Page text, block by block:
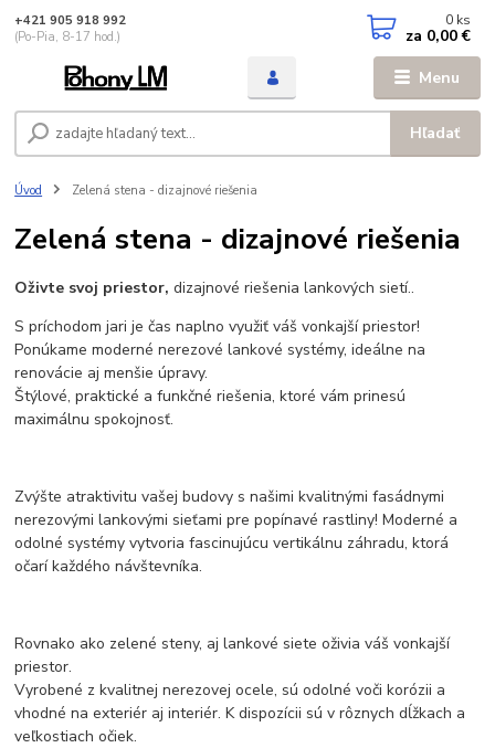
Menu
Hľadať
+421 905 918 992
(Po-Pia, 8-17 hod.)
0 ks
za 0,00 €
Úvod Zelená stena - dizajnové riešenia
Zelená stena - dizajnové riešenia
Oživte svoj priestor,dizajnové riešenia lankových sietí..
S príchodom jari je čas naplno využiť váš vonkajší priestor!
Ponúkame moderné nerezové lankové systémy, ideálne na
renovácie aj menšie úpravy.
Štýlové, praktické a funkčné riešenia, ktoré vám prinesú
maximálnu spokojnosť.
Zvýšte atraktivitu vašej budovy s našimi kvalitnými fasádnymi
nerezovými lankovými sieťami pre popínavé rastliny! Moderné a
odolné systémy vytvoria fascinujúcu vertikálnu záhradu, ktorá
očarí každého návštevníka.
Rovnako ako zelené steny, aj lankové siete oživia váš vonkajší
priestor.
Vyrobené z kvalitnej nerezovej ocele, sú odolné voči korózii a
vhodné na exteriér aj interiér. K dispozícii sú v rôznych dĺžkach a
veľkostiach očiek.